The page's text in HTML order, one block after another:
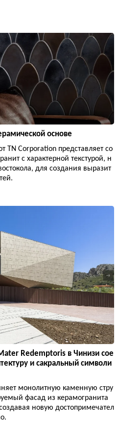
основе
TN Corporation представляет со
с характерной текстурой, н
для создания выразит
Redemptoris в Чинизи сое
и сакральный символи
монолитную каменную стру
фасад из керамогранита
новую достопримечател